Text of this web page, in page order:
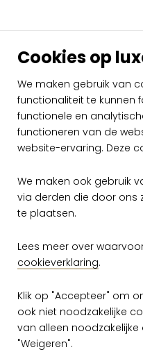
Cookies op
We maken gebruik van
functionaliteit te kunnen
functionele en
functioneren van de
website-ervaring. Deze
We maken ook gebruik
via derden die door ons
te plaatsen.
Lees meer over
cookieverklaring.
Klik op "Accepteer" om
ook niet noodzakelijke
van alleen noodzakelijke
"Weigeren".
Arte Metal X
Signum Classo
37652
Op voorraad
Gratis